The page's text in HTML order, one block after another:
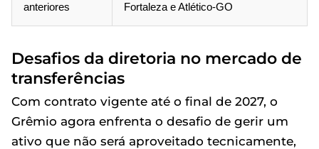
anteriores Fortaleza e Atlético-GO
Desafios da diretoria no mercado de
transferências
Com contrato vigente até o final de 2027, o
Grêmio agora enfrenta o desafio de gerir um
ativo que não será aproveitado tecnicamente,